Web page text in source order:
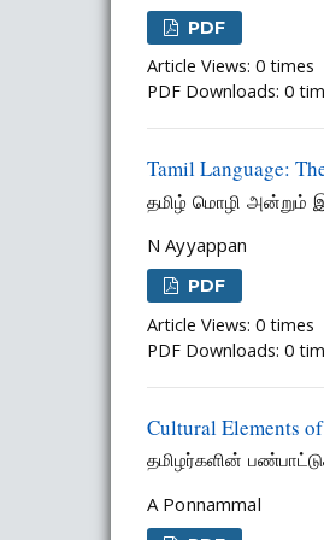
PDF
Article Views: 0 times
PDF Downloads: 0
Tamil Language:
தமிழ் மொழி அன்றும்
N Ayyappan
PDF
Article Views: 0 times
PDF Downloads: 0
Cultural Elements
தமிழர்களின்
A Ponnammal